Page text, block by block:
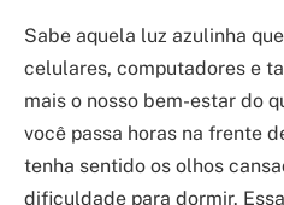
Sabe aquela luz azulinha
celulares, computadores e
mais o nosso bem-estar do
você passa horas na frente
tenha sentido os olhos
dificuldade para dormir.